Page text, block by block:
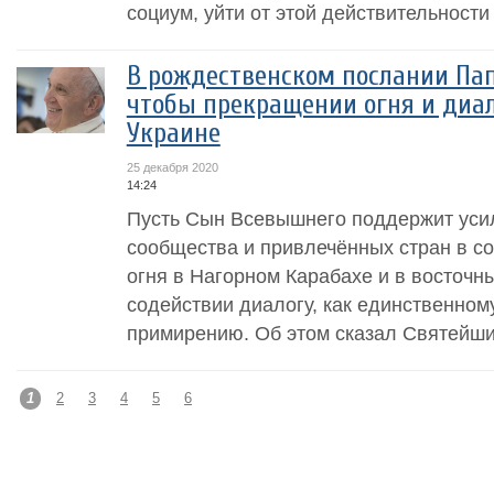
социум, уйти от этой
В рождественском послании
чтобы прекращении огня и
Украине
25 декабря 2020
14:24
Пусть Сын Всевышнего поддержит
сообщества и привлечённых стран в
огня в Нагорном Карабахе и в
содействии диалогу, как
примирению. Об этом сказал
1 2 3 4 5 6